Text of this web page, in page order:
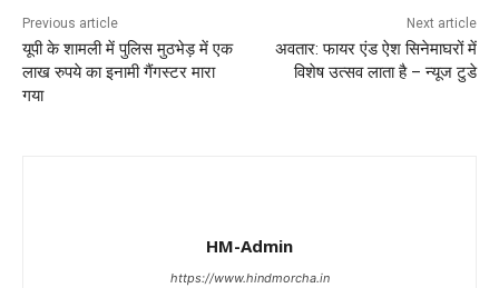
Previous article
यूपी के शामली में पुलिस मुठभेड़ में एक
लाख रुपये का इनामी गैंगस्टर मारा
गया
Next article
अवतार: फायर एंड ऐश सिनेमाघरों में
विशेष उत्सव लाता है – न्यूज टुडे
HM-Admin
https://www.hindmorcha.in